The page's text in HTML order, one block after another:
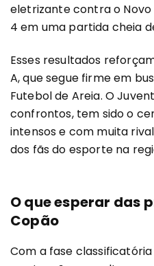
eletrizante contra o
4 em uma partida cheia
Esses resultados
A, que segue firme em
Futebol de Areia. O
confrontos, tem sido o
intensos e com muita
dos fãs do esporte na
O que esperar das
Copão
Com a fase